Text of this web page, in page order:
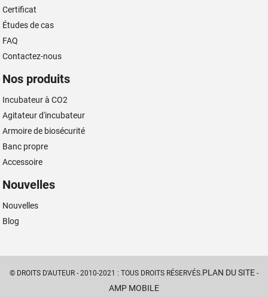
Certificat
Études de cas
FAQ
Contactez-nous
Nos produits
Incubateur à CO2
Agitateur d'incubateur
Armoire de biosécurité
Banc propre
Accessoire
Nouvelles
Nouvelles
Blog
© DROITS D'AUTEUR - 2010-2021 : TOUS DROITS RÉSERVÉS.PLAN DU SITE -
AMP MOBILE